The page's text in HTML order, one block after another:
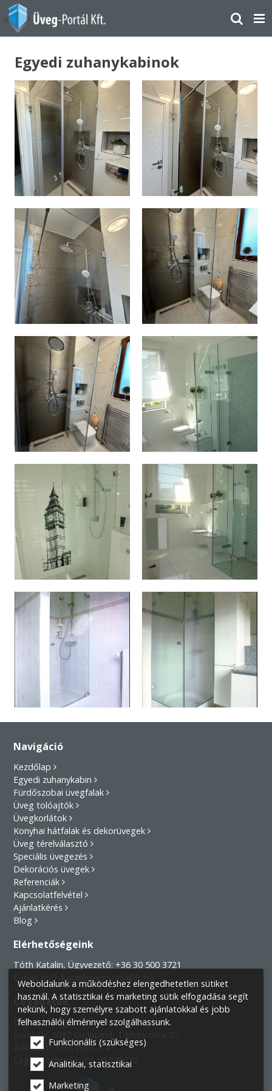
Egyedi zuhanykabinok
Navigáció
Kezdőlap
Egyedi zuhanykabin
Fürdőszobai üvegfalak
Üveg tolóajtók
Üvegkorlátok
Konyhai hátfalak és dekorüvegek
Üveg térelválasztó
Speciális üvegezés
Dekorációs üvegek
Referenciák
Kapcsolatfelvétel
Ajánlatkérés
Blog
Elérhetőségeink
Tóth Katalin, Ügyvezető: +36 30 500 3721
E-mail:toth.kata@uvegportalkft.hu
Cégadatok
Cégnév:Üveg-Portál Kft.
Székhely:
Adószám: 13917683-2-41
Cégjegyzékszám: 01 09 879772
Weboldalunk a működéshez elengedhetetlen sütiket
használ. A statisztikai és marketing sütik elfogadása segít
nekünk, hogy személyre szabott ajánlatokkal és jobb
felhasználói élménnyel szolgálhassunk.
Funkcionális (szükséges)
Analitikai, statisztikai
Marketing